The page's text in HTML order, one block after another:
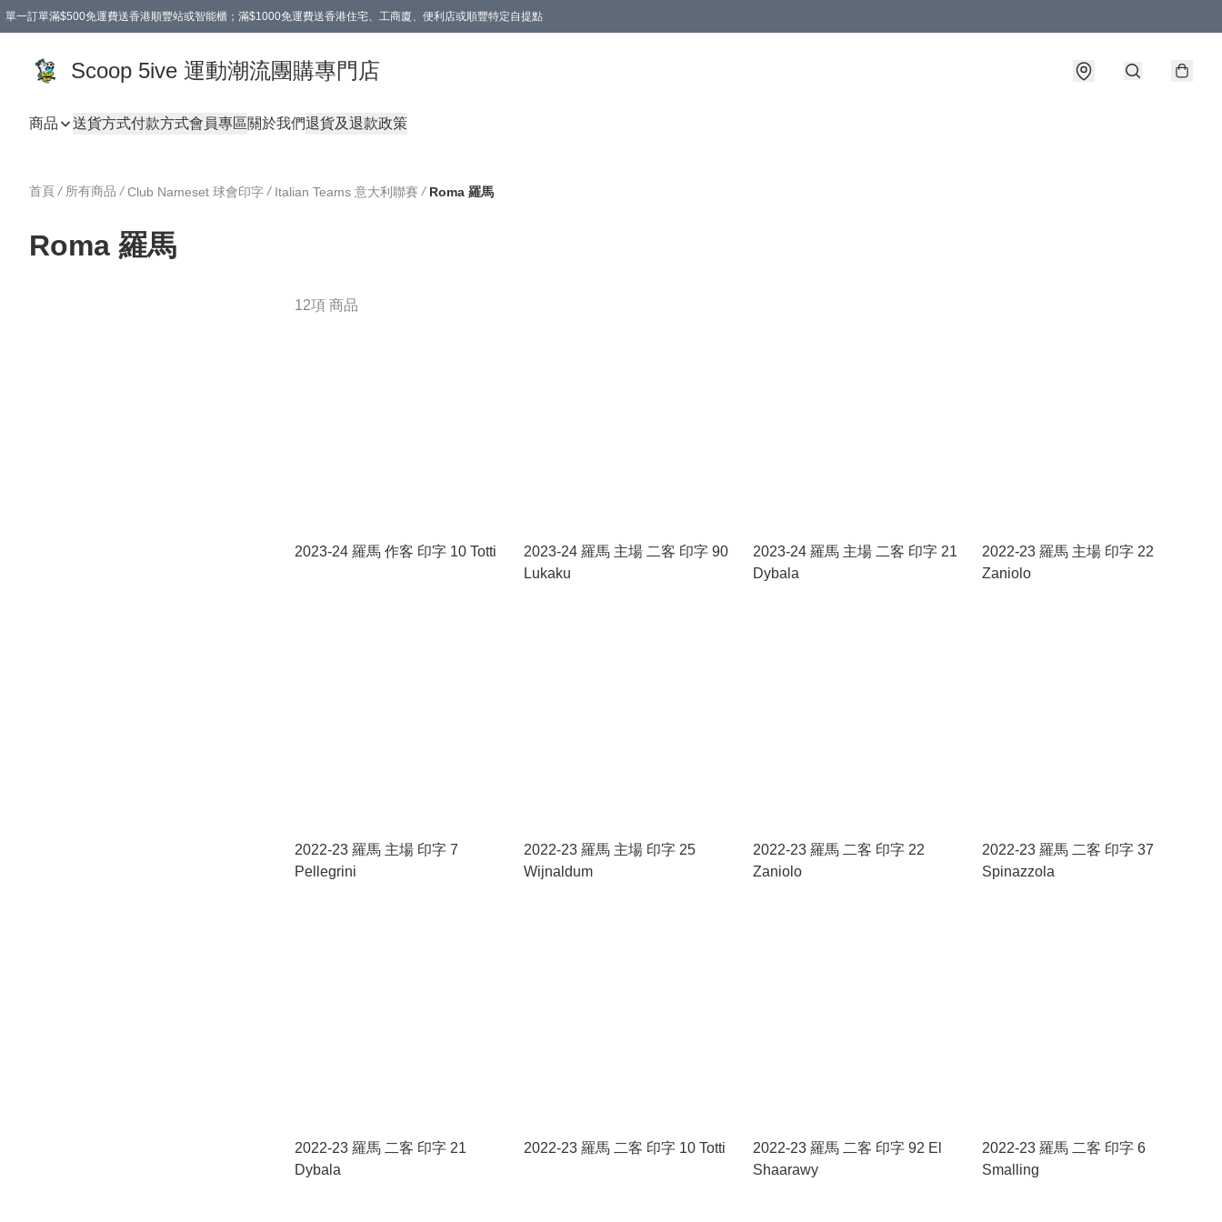
單一訂單滿$500免運費送香港順豐站或智能櫃；滿$1000免運費送香港住宅、工商廈、便利店或順豐特定自提點
Scoop 5ive 運動潮流團購專門店
商品 送貨方式付款方式會員專區關於我們退貨及退款政策
首頁 / 所有商品 / Club Nameset 球會印字 / Italian Teams 意大利聯賽 / Roma 羅馬
Roma 羅馬
12項 商品
2023-24 羅馬 作客 印字 10 Totti
2023-24 羅馬 主場 二客 印字 90
Lukaku
2023-24 羅馬 主場 二客 印字 21
Dybala
2022-23 羅馬 主場 印字 22
Zaniolo
2022-23 羅馬 主場 印字 7
Pellegrini
2022-23 羅馬 主場 印字 25
Wijnaldum
2022-23 羅馬 二客 印字 22
Zaniolo
2022-23 羅馬 二客 印字 37
Spinazzola
2022-23 羅馬 二客 印字 21
Dybala
2022-23 羅馬 二客 印字 10 Totti
2022-23 羅馬 二客 印字 92 El
Shaarawy
2022-23 羅馬 二客 印字 6
Smalling